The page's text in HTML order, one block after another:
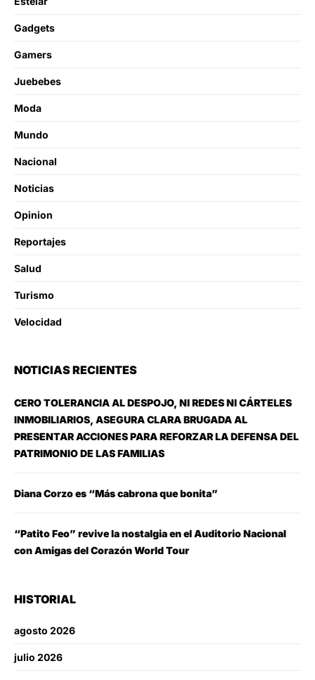
Gadgets
Gamers
Juebebes
Moda
Mundo
Nacional
Noticias
Opinion
Reportajes
Salud
Turismo
Velocidad
NOTICIAS RECIENTES
CERO TOLERANCIA AL DESPOJO, NI REDES NI CÁRTELES
INMOBILIARIOS, ASEGURA CLARA BRUGADA AL
PRESENTAR ACCIONES PARA REFORZAR LA DEFENSA DEL
PATRIMONIO DE LAS FAMILIAS
Diana Corzo es “Más cabrona que bonita”
“Patito Feo” revive la nostalgia en el Auditorio Nacional
con Amigas del Corazón World Tour
HISTORIAL
agosto 2026
julio 2026